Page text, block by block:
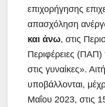
επιχορήγησης
απασχόληση
και άνω, στις
Περιφέρειες
στις γυναίκες».
υποβάλλονται,
Μαΐου 2023, στις